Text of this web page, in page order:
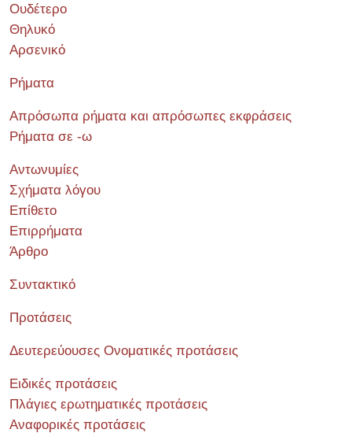
Ουδέτερο
Θηλυκό
Αρσενικό
Ρήματα
Απρόσωπα ρήματα και απρόσωπες εκφράσεις
Ρήματα σε -ω
Αντωνυμίες
Σχήματα λόγου
Επίθετο
Επιρρήματα
Άρθρο
Συντακτικό
Προτάσεις
Δευτερεύουσες Ονοματικές προτάσεις
Ειδικές προτάσεις
Πλάγιες ερωτηματικές προτάσεις
Αναφορικές προτάσεις